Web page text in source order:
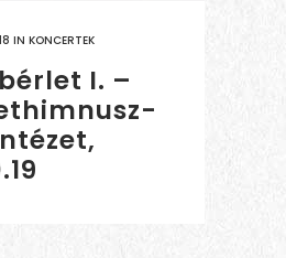
IN KONCERTEK
I. –